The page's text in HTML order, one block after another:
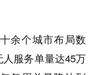
余个城市布局数
服务单量达45万